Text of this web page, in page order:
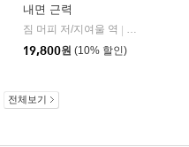
내면 근력
짐 머피 저/지여울 역
윌북(willbook)
19,800원 (10% 할인)
전체보기